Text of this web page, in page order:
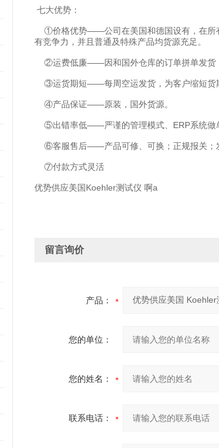
七大优势：
①价格优势——公司在美国和德国设有，在所
有竞争力，并且普通及特殊产品均货源充足。
②运费低廉——因和国外仓库的订单拼单发货
③运货期短——每周空运发货，为客户缩短货
④产品保证——原装，国外货源。
⑤出错率低——严谨的管理模式、ERP系统做
⑥客服售后——产品可修、可换；正规报关；
⑦付款方式灵活
优势供应美国Koehler测试仪 啊a
留言询价
产品：
您的单位：
您的姓名：
联系电话：